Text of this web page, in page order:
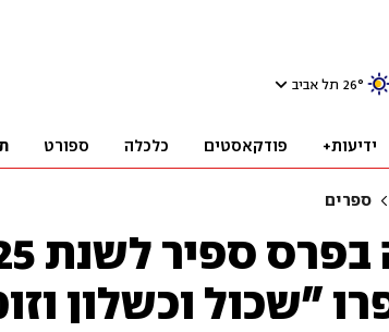
26° תל אביב
ידיעות+ פודקאסטים כלכלה ספורט
ספרים
״שכול וכשלון